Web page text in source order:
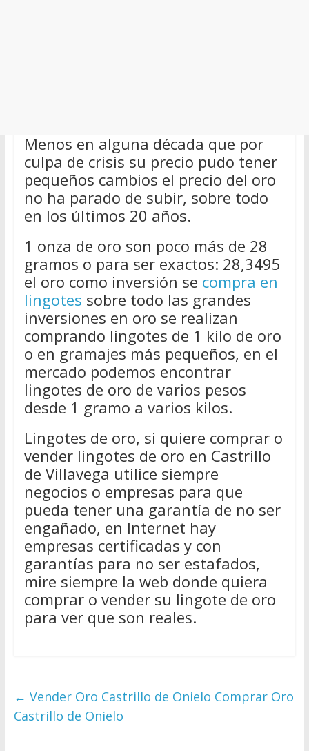
Menos en alguna década que por
culpa de crisis su precio pudo tener
pequeños cambios el precio del oro
no ha parado de subir, sobre todo
en los últimos 20 años.
1 onza de oro son poco más de 28
gramos o para ser exactos: 28,3495
el oro como inversión se compra en
lingotes sobre todo las grandes
inversiones en oro se realizan
comprando lingotes de 1 kilo de oro
o en gramajes más pequeños, en el
mercado podemos encontrar
lingotes de oro de varios pesos
desde 1 gramo a varios kilos.
Lingotes de oro, si quiere comprar o
vender lingotes de oro en Castrillo
de Villavega utilice siempre
negocios o empresas para que
pueda tener una garantía de no ser
engañado, en Internet hay
empresas certificadas y con
garantías para no ser estafados,
mire siempre la web donde quiera
comprar o vender su lingote de oro
para ver que son reales.
← Vender Oro Castrillo de Onielo Comprar Oro
Castrillo de Onielo